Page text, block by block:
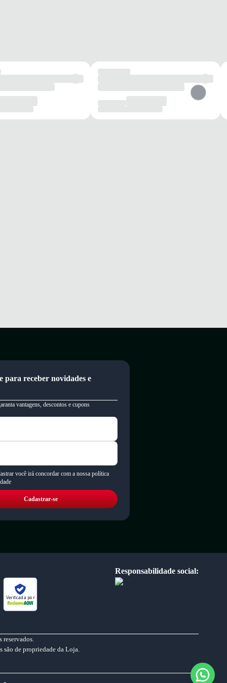
para receber novidades e
vantagens, descontos e cupons
você irá concordar com a nossa política
Cadastrar-se
Verificada por
Responsabilidade social:
de propriedade da Loja.